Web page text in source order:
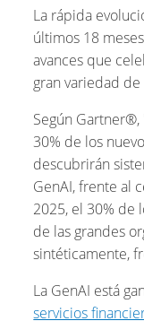
La rápida
últimos 18
avances que
gran variedad de
Según
30% de los
descubrirán
GenAI, frente al
2025, el 30% de
de las grandes
sintéticamente,
La GenAI está
servicios